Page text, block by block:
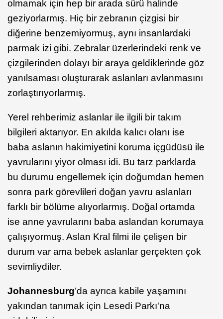
olmamak için hep bir arada sürü halinde
geziyorlarmış. Hiç bir zebranın çizgisi bir
diğerine benzemiyormuş, aynı insanlardaki
parmak izi gibi. Zebralar üzerlerindeki renk ve
çizgilerinden dolayı bir araya geldiklerinde göz
yanılsaması oluşturarak aslanları avlanmasını
zorlaştırıyorlarmış.
Yerel rehberimiz aslanlar ile ilgili bir takım
bilgileri aktarıyor. En akılda kalıcı olanı ise
baba aslanın hakimiyetini koruma içgüdüsü ile
yavrularını yiyor olması idi. Bu tarz parklarda
bu durumu engellemek için doğumdan hemen
sonra park görevlileri doğan yavru aslanları
farklı bir bölüme alıyorlarmış. Doğal ortamda
ise anne yavrularını baba aslandan korumaya
çalışıyormuş. Aslan Kral filmi ile çelişen bir
durum var ama bebek aslanlar gerçekten çok
sevimliydiler.
Johannesburg’da ayrıca kabile yaşamını
yakından tanımak için Lesedi Parkı'na